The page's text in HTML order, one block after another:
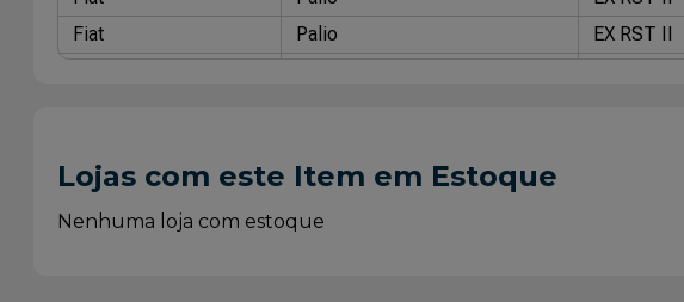
Fiat
Palio EX RST II
Fiat
Palio
Fiat
Palio
Lojas com este Item em Estoque
Nenhuma loja com estoque